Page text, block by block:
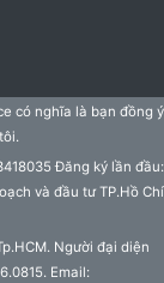
có nghĩa là bạn đồng ý
Đăng ký lần đầu:
và đầu tư TP.Hồ Chí
Người đại diện
Email: